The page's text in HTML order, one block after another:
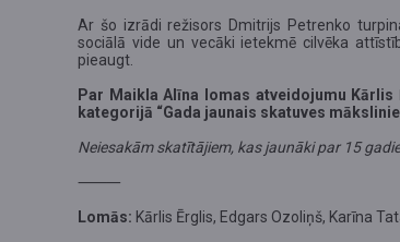
Ar šo izrādi režisors Dmitrijs Petrenko
sociālā vide un vecāki ietekmē cilvēka
pieaugt.
Par Maikla Alīna lomas atveidojumu Kārlis
kategorijā “Gada jaunais skatuves
Neiesakām skatītājiem, kas jaunāki par 15
⸻
Lomās: Kārlis Ērglis, Edgars Ozoliņš, Karīna